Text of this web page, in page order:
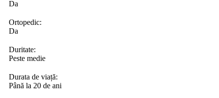
Da
Ortopedic:
Da
Duritate:
Peste medie
Durata de viață:
Până la 20 de ani